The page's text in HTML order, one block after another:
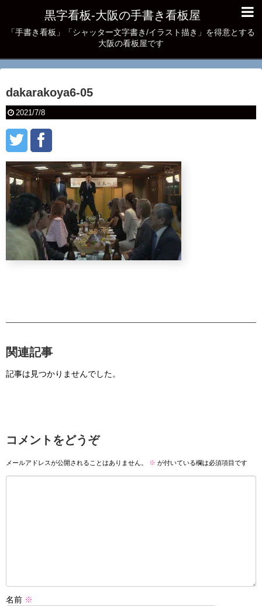
黒字看板‐大阪の手書き看板屋
「手書き看板」「シャッター文字書き/イラスト描き」を得意とする
大阪の看板屋です
dakarakoya6-05
2021/7/8
関連記事
記事は見つかりませんでした。
コメントをどうぞ
メールアドレスが公開されることはありません。 ※ が付いている欄は必須項目です
名前 ※